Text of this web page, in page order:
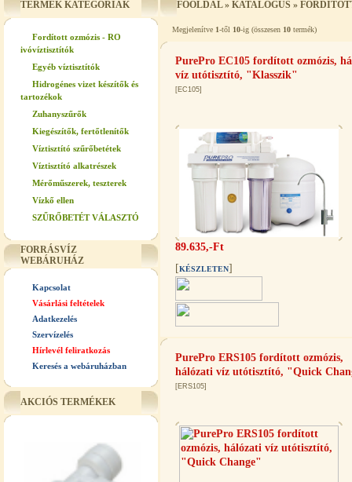
TERMÉK KATEGÓRIÁK
Fordított ozmózis - RO
ivóvíztisztítók
Egyéb víztisztítók
Hidrogénes vizet készítők és
tartozékok
Zuhanyszűrők
Kiegészítők, fertőtlenítők
Víztisztító szűrőbetétek
Víztisztító alkatrészek
Mérőműszerek, teszterek
Vízkő ellen
SZŰRŐBETÉT VÁLASZTÓ
FORRÁSVÍZ
WEBÁRUHÁZ
Kapcsolat
Vásárlási feltételek
Adatkezelés
Szervízelés
Hírlevél feliratkozás
Keresés a webáruházban
AKCIÓS TERMÉKEK
FŐOLDAL» KATALÓGUS »
Megjelenítve 1-től 10-ig (összesen 10 termék)
PurePro EC105 fordított ozmózis,
víz utótisztító, "Klasszik"
[EC105]
89.635,-Ft
[KÉSZLETEN]
PurePro ERS105 fordított ozmózis,
hálózati víz utótisztító, "Quick
[ERS105]